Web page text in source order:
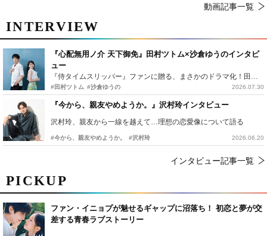
PICKUP
ファン・イニョプが魅せるギャップに沼落ち！ 初恋と夢が交
差する青春ラブストーリー
動画記事一覧
INTERVIEW
『心配無用ノ介 天下御免』田村ツトム×沙倉ゆうのインタビ
ュー
『侍タイムスリッパー』ファンに贈る、まさかのドラマ化！田村ツトム×沙倉ゆうのが語る『心配無用ノ介』撮影秘話
#田村ツトム #沙倉ゆうの 2026.07.30
『今から、親友やめようか。』沢村玲インタビュー
沢村玲、親友から一線を越えて…理想の恋愛像について語る
#今から、親友やめようか。 #沢村玲 2026.06.20
インタビュー記事一覧